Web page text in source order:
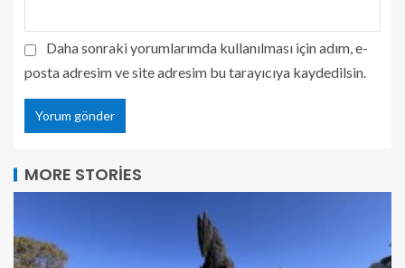
Daha sonraki yorumlarımda kullanılması için adım, e-
posta adresim ve site adresim bu tarayıcıya kaydedilsin.
MORE STORIES